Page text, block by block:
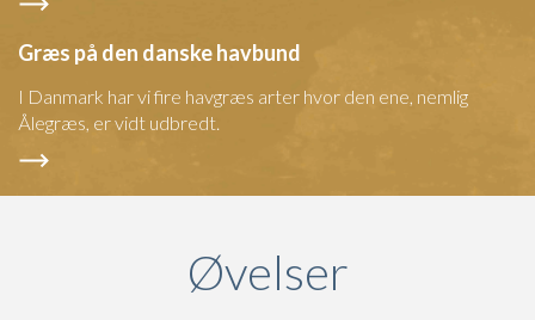
Græs på den danske havbund
I Danmark har vi fire havgræs arter hvor den ene, nemlig
Ålegræs, er vidt udbredt.
Øvelser